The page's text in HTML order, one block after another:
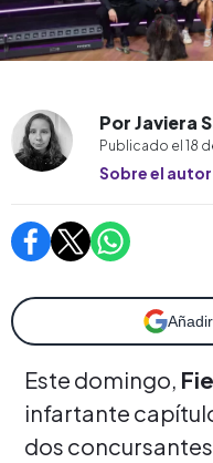
Por Javiera
Publicado el 18
Sobre el autor
Este domingo,
infartante
dos